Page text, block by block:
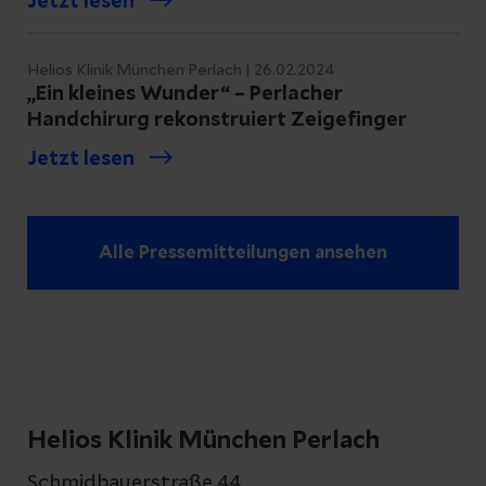
Helios Klinik München Perlach | 26.02.2024
„Ein kleines Wunder“ – Perlacher
Handchirurg rekonstruiert Zeigefinger
Jetzt lesen
Alle Pressemitteilungen ansehen
Helios Klinik München Perlach